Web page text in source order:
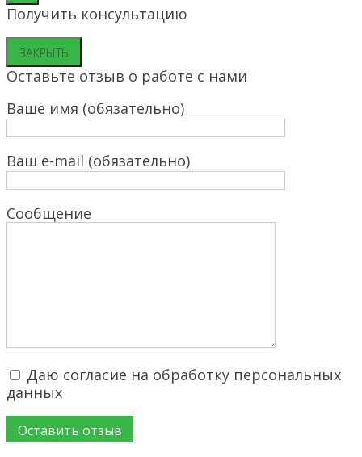
Получить консультацию
ЗАКРЫТЬ
Оставьте отзыв о работе с нами
Ваше имя (обязательно)
Ваш e-mail (обязательно)
Сообщение
Даю согласие на обработку персональных
данных